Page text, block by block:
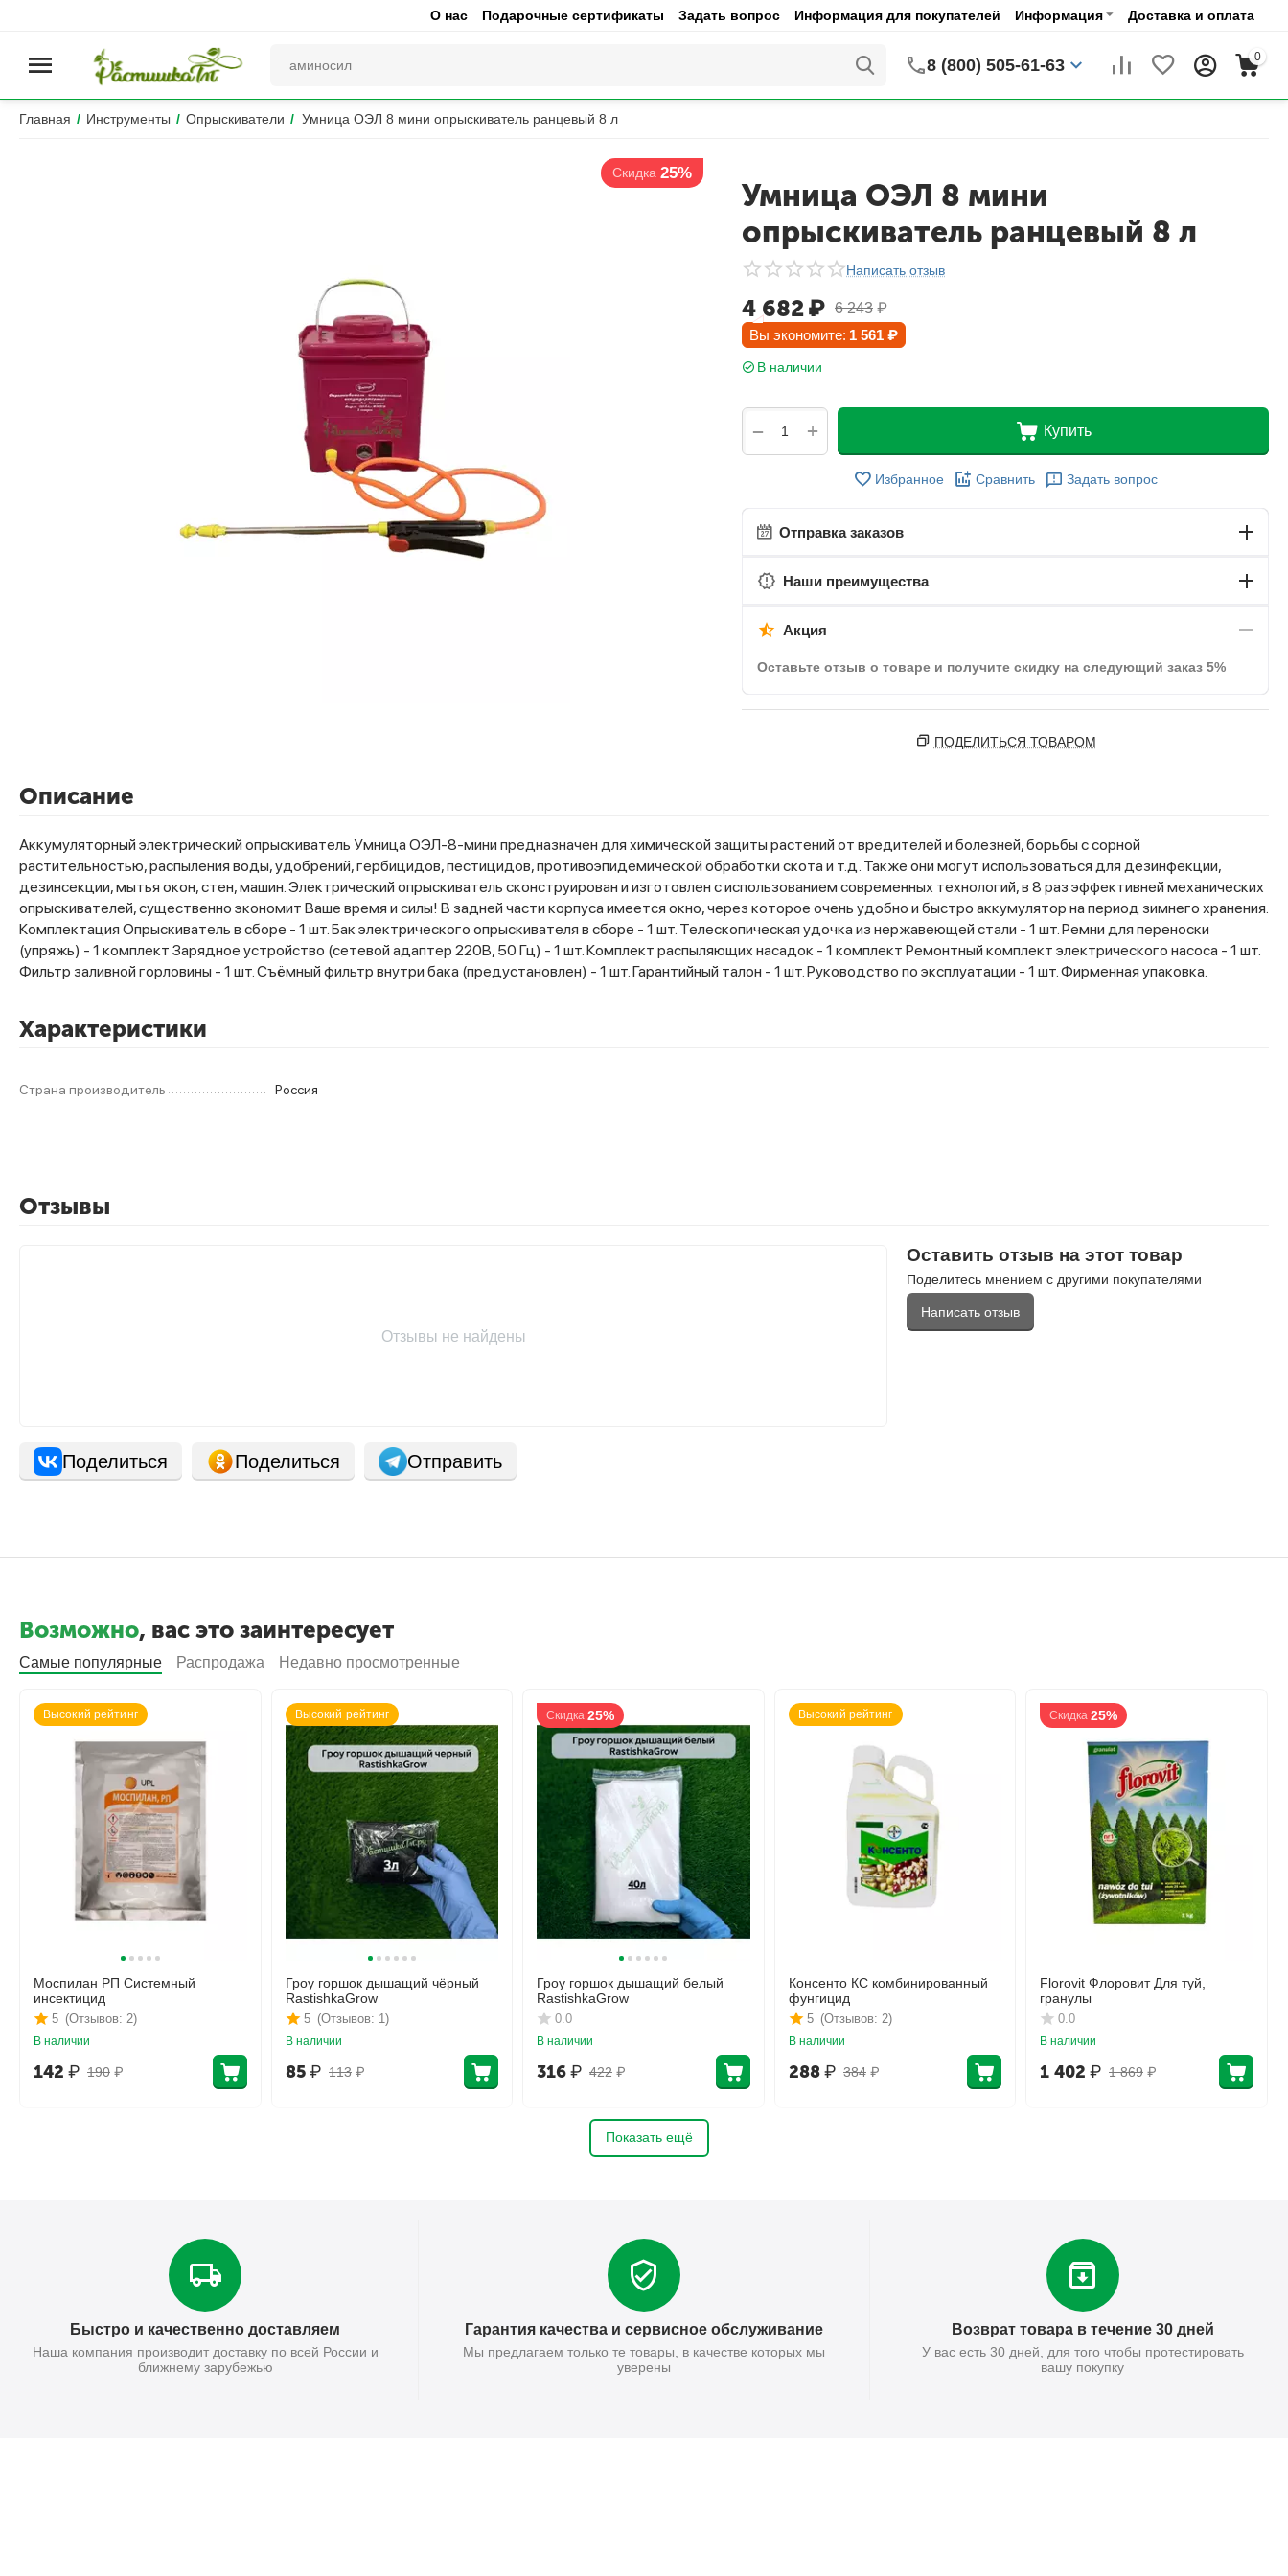
О нас Подарочные сертификаты Задать вопрос Информация для покупателей Информация Доставка и оплата
8 (800) 505-61-63 0
Главная / Инструменты / Опрыскиватели / Умница ОЭЛ 8 мини опрыскиватель ранцевый 8 л
Умница ОЭЛ 8 мини
опрыскиватель ранцевый 8 л
Написать отзыв
4 682₽ 6 243 ₽
Вы экономите: 1 561 ₽
В наличии
+
− Купить
Избранное Сравнить Задать вопрос
Отправка заказов
Наши преимущества
Акция
Оставьте отзыв о товаре и получите скидку на следующий заказ 5%
ПОДЕЛИТЬСЯ ТОВАРОМ
Описание
Аккумуляторный электрический опрыскиватель Умница ОЭЛ-8-мини предназначен для химической защиты растений от вредителей и болезней, борьбы с сорной
растительностью, распыления воды, удобрений, гербицидов, пестицидов, противоэпидемической обработки скота и т.д. Также они могут использоваться для дезинфекции,
дезинсекции, мытья окон, стен, машин. Электрический опрыскиватель сконструирован и изготовлен с использованием современных технологий, в 8 раз эффективней механических
опрыскивателей, существенно экономит Ваше время и силы! В задней части корпуса имеется окно, через которое очень удобно и быстро аккумулятор на период зимнего хранения.
Комплектация Опрыскиватель в сборе - 1 шт. Бак электрического опрыскивателя в сборе - 1 шт. Телескопическая удочка из нержавеющей стали - 1 шт. Ремни для переноски
(упряжь) - 1 комплект Зарядное устройство (сетевой адаптер 220В, 50 Гц) - 1 шт. Комплект распыляющих насадок - 1 комплект Ремонтный комплект электрического насоса - 1 шт.
Фильтр заливной горловины - 1 шт. Съёмный фильтр внутри бака (предустановлен) - 1 шт. Гарантийный талон - 1 шт. Руководство по эксплуатации - 1 шт. Фирменная упаковка.
Характеристики
Страна производитель Россия
Отзывы
Отзывы не найдены
Оставить отзыв на этот товар
Поделитесь мнением с другими покупателями
Написать отзыв
Поделиться Поделиться Отправить
Возможно, вас это заинтересует
Самые популярные Распродажа Недавно просмотренные
Высокий рейтинг
Моспилан РП Системный
инсектицид
(Отзывов: 2)
5
В наличии
190 ₽
142 ₽
Высокий рейтинг
Гроу горшок дышащий чёрный
RastishkaGrow
(Отзывов: 1)
5
В наличии
113 ₽
85 ₽
Скидка 25%
Гроу горшок дышащий белый
RastishkaGrow
0.0
В наличии
422 ₽
316₽
Высокий рейтинг
Консенто КС комбинированный
фунгицид
(Отзывов: 2)
5
В наличии
384 ₽
288₽
Скидка 25%
Florovit Флоровит Для туй,
гранулы
0.0
В наличии
1 869 ₽
1 402 ₽
Показать ещё
Быстро и качественно доставляем
Наша компания производит доставку по всей России и
ближнему зарубежью
Гарантия качества и сервисное обслуживание
Мы предлагаем только те товары, в качестве которых мы
уверены
Возврат товара в течение 30 дней
У вас есть 30 дней, для того чтобы протестировать
вашу покупку